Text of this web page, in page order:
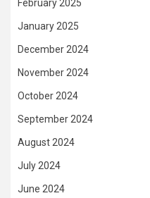
February 2025
January 2025
December 2024
November 2024
October 2024
September 2024
August 2024
July 2024
June 2024